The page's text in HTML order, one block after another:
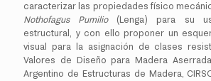
caracterizar las propiedades físico
Nothofagus Pumilio(Lenga) para su
estructural, y con ello proponer un
visual para la asignación de clases
Valores de Diseño para Madera
Argentino de Estructuras de Madera,